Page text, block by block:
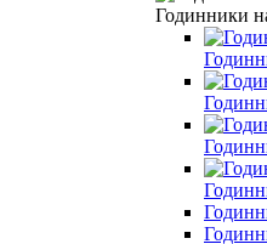
Годинники